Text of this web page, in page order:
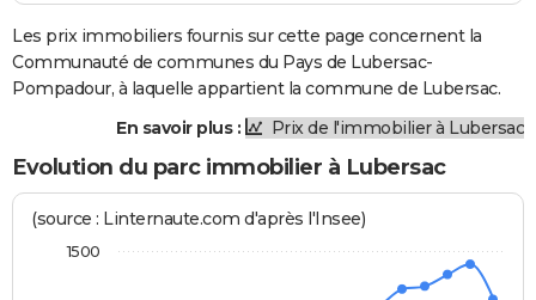
Les prix immobiliers fournis sur cette page concernent la
Communauté de communes du Pays de Lubersac-
Pompadour, à laquelle appartient la commune de Lubersac.
En savoir plus :
Prix de l'immobilier à Lubersac
Evolution du parc immobilier à Lubersac
(source : Linternaute.com d'après l'Insee)
1500